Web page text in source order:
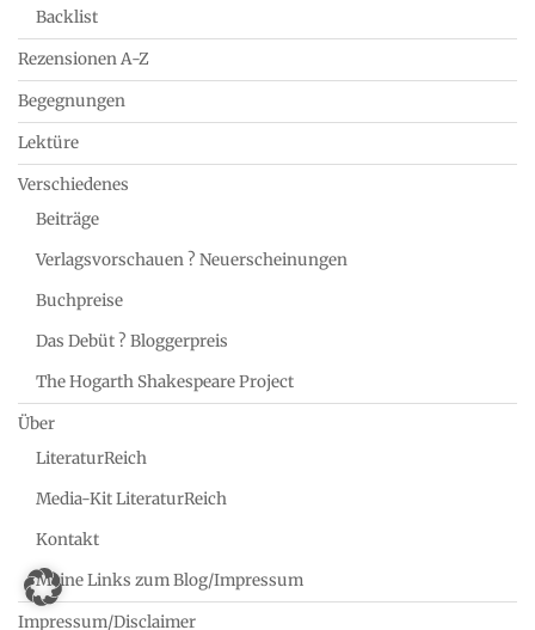
Backlist
Rezensionen A-Z
Begegnungen
Lektüre
Verschiedenes
Beiträge
Verlagsvorschauen ? Neuerscheinungen
Buchpreise
Das Debüt ? Bloggerpreis
The Hogarth Shakespeare Project
Über
LiteraturReich
Media-Kit LiteraturReich
Kontakt
Meine Links zum Blog/Impressum
Impressum/Disclaimer